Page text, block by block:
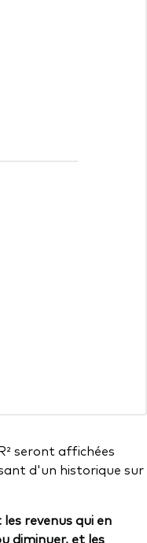
seront affichées
d'un historique sur
revenus qui en
diminuer, et les